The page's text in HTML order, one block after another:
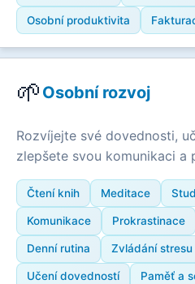
Osobní produktivita
🌱 Osobní rozvoj
Rozvíjejte své dovednosti,
zlepšete svou komunikaci a
Čtení knih Meditace
Komunikace Prokrastinace
Denní rutina Zvládání stresu
Učení dovedností Paměť a